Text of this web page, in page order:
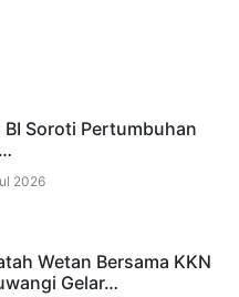
BI Soroti Pertumbuhan
2026
Wetan Bersama KKN
Gelar…